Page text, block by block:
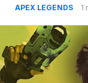
APEX LEGENDS 1